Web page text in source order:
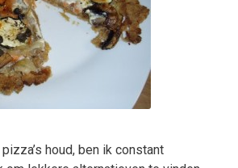
houd, ben ik constant